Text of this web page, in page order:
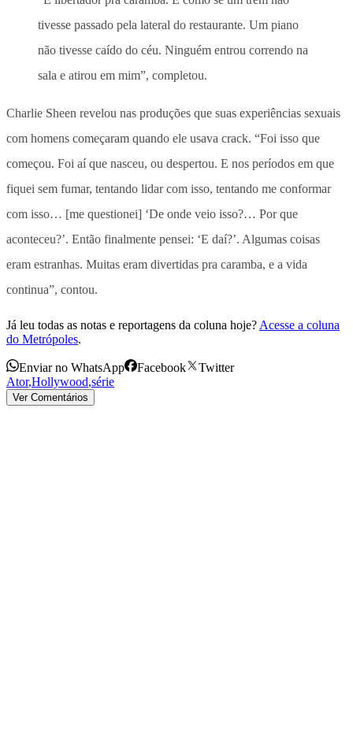
tivesse passado pela lateral do restaurante. Um piano
não tivesse caído do céu. Ninguém entrou correndo na
sala e atirou em mim”, completou.
Charlie Sheen revelou nas produções que suas experiências sexuais
com homens começaram quando ele usava crack. “Foi isso que
começou. Foi aí que nasceu, ou despertou. E nos períodos em que
fiquei sem fumar, tentando lidar com isso, tentando me conformar
com isso… [me questionei] ‘De onde veio isso?… Por que
aconteceu?’. Então finalmente pensei: ‘E daí?’. Algumas coisas
eram estranhas. Muitas eram divertidas pra caramba, e a vida
continua”, contou.
Já leu todas as notas e reportagens da coluna hoje? Acesse a coluna
do Metrópoles.
Enviar no WhatsApp Facebook
Twitter
Ator,Hollywood,série
Ver Comentários